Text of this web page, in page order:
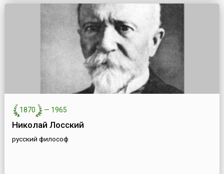
1870 — 1965
Николай Лосский
русский философ